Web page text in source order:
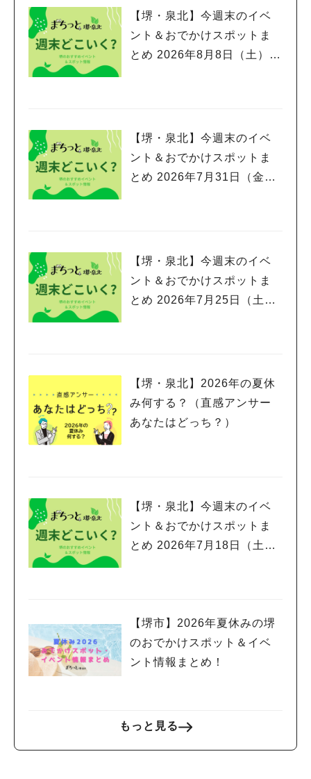
【堺・泉北】今週末のイベ
ント＆おでかけスポットま
とめ 2026年8月8日（土）～
【堺・泉北】今週末のイベ
ント＆おでかけスポットま
とめ 2026年7月31日（金）
【堺・泉北】今週末のイベ
ント＆おでかけスポットま
とめ 2026年7月25日（土）
【堺・泉北】2026年の夏休
み何する？（直感アンサー
あなたはどっち？）
【堺・泉北】今週末のイベ
ント＆おでかけスポットま
とめ 2026年7月18日（土）
【堺市】2026年夏休みの堺
のおでかけスポット＆イベ
ント情報まとめ！
もっと見る